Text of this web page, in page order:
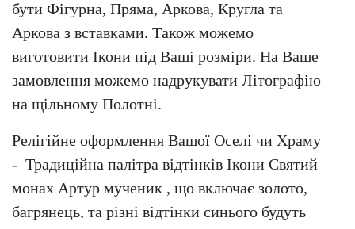
бути Фігурна, Пряма, Аркова, Кругла та
Аркова з вставками. Також можемо
виготовити Ікони під Ваші розміри. На Ваше
замовлення можемо надрукувати Літографію
на щільному Полотні.
Релігійне оформлення Вашої Оселі чи Храму
- Традиційна палітра відтінків Ікони Святий
монах Артур мученик , що включає золото,
багрянець, та різні відтінки синього будуть